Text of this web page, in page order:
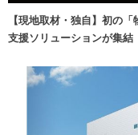
【現地取材・独自】初の
支援ソリューションが集結